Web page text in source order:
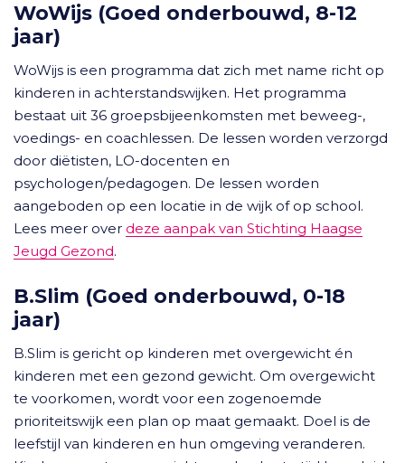
WoWijs (Goed onderbouwd, 8-12
jaar)
WoWijs is een programma dat zich met name richt op
kinderen in achterstandswijken. Het programma
bestaat uit 36 groepsbijeenkomsten met beweeg-,
voedings- en coachlessen. De lessen worden verzorgd
door diëtisten, LO-docenten en
psychologen/pedagogen. De lessen worden
aangeboden op een locatie in de wijk of op school.
Lees meer over deze aanpak van Stichting Haagse
Jeugd Gezond.
B.Slim (Goed onderbouwd, 0-18
jaar)
B.Slim is gericht op kinderen met overgewicht én
kinderen met een gezond gewicht. Om overgewicht
te voorkomen, wordt voor een zogenoemde
prioriteitswijk een plan op maat gemaakt. Doel is de
leefstijl van kinderen en hun omgeving veranderen.